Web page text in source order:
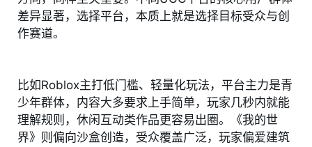
差异显著，选择平台，本质上就是选择目标受众与创
作赛道。
比如Roblox主打低门槛、轻量化玩法，平台主力是青
少年群体，内容大多要求上手简单，玩家几秒内就能
理解规则，休闲互动类作品更容易出圈。《我的世
界》则偏向沙盒创造，受众覆盖广泛，玩家偏爱建筑